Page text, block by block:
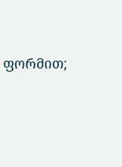
ფორმით;